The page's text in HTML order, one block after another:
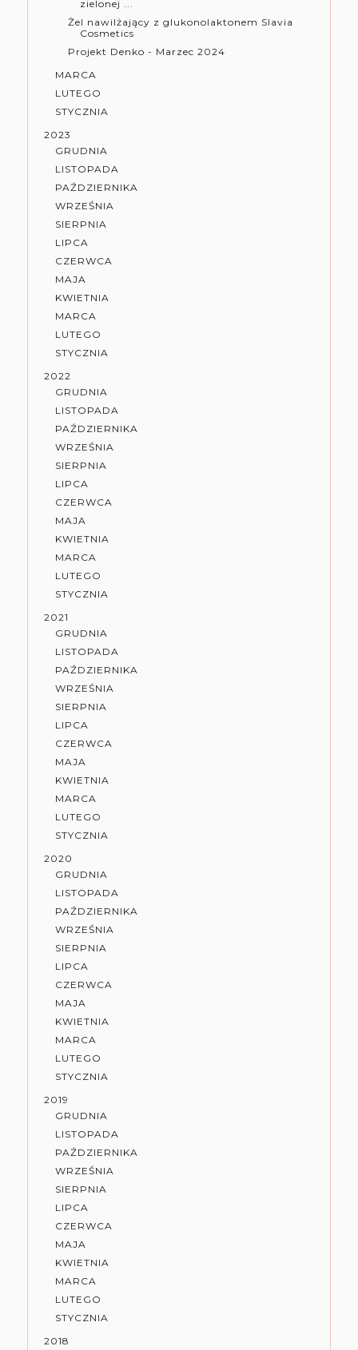
zielonej ...
Żel nawilżający z glukonolaktonem Slavia
Cosmetics
Projekt Denko - Marzec 2024
MARCA
LUTEGO
STYCZNIA
2023
GRUDNIA
LISTOPADA
PAŹDZIERNIKA
WRZEŚNIA
SIERPNIA
LIPCA
CZERWCA
MAJA
KWIETNIA
MARCA
LUTEGO
STYCZNIA
2022
GRUDNIA
LISTOPADA
PAŹDZIERNIKA
WRZEŚNIA
SIERPNIA
LIPCA
CZERWCA
MAJA
KWIETNIA
MARCA
LUTEGO
STYCZNIA
2021
GRUDNIA
LISTOPADA
PAŹDZIERNIKA
WRZEŚNIA
SIERPNIA
LIPCA
CZERWCA
MAJA
KWIETNIA
MARCA
LUTEGO
STYCZNIA
2020
GRUDNIA
LISTOPADA
PAŹDZIERNIKA
WRZEŚNIA
SIERPNIA
LIPCA
CZERWCA
MAJA
KWIETNIA
MARCA
LUTEGO
STYCZNIA
2019
GRUDNIA
LISTOPADA
PAŹDZIERNIKA
WRZEŚNIA
SIERPNIA
LIPCA
CZERWCA
MAJA
KWIETNIA
MARCA
LUTEGO
STYCZNIA
2018